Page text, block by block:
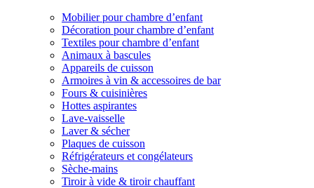
Mobilier pour chambre d’enfant
Décoration pour chambre d’enfant
Textiles pour chambre d’enfant
Animaux à bascules
Appareils de cuisson
Armoires à vin & accessoires de bar
Fours & cuisinières
Hottes aspirantes
Lave-vaisselle
Laver & sécher
Plaques de cuisson
Réfrigérateurs et congélateurs
Sèche-mains
Tiroir à vide & tiroir chauffant